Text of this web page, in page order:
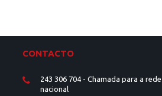
CONTACTO
243 306 704 - Chamada para a
nacional